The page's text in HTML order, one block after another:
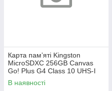
Карта пам’яті Kingston
MicroSDXC 256GB Canvas
Go! Plus G4 Class 10 UHS-I
U3 V30 A2 + SD-adapter,
Арт.74496
В наявності